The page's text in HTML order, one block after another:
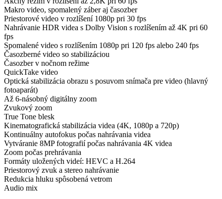
Makro video, spomalený záber aj časozber
Priestorové video v rozlíšení 1080p pri 30 fps
Nahrávanie HDR videa s Dolby Vision s rozlíšením až 4K pri 60
fps
Spomalené video s rozlíšením 1080p pri 120 fps alebo 240 fps
Časozberné video so stabilizáciou
Časozber v nočnom režime
QuickTake video
Optická stabilizácia obrazu s posuvom snímača pre video (hlavný
fotoaparát)
Až 6-násobný digitálny zoom
Zvukový zoom
True Tone blesk
Kinematografická stabilizácia videa (4K, 1080p a 720p)
Kontinuálny autofokus počas nahrávania videa
Vytváranie 8MP fotografií počas nahrávania 4K videa
Zoom počas prehrávania
Formáty uložených videí: HEVC a H.264
Priestorový zvuk a stereo nahrávanie
Redukcia hluku spôsobená vetrom
Audio mix